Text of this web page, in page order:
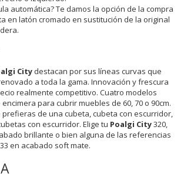
automática? Te damos la opción de la compra
en latón cromado en sustitución de la original
City destacan por sus líneas curvas que
a toda la gama. Innovación y frescura
realmente competitivo. Cuatro modelos
para cubrir muebles de 60, 70 o 90cm.
prefieras de una cubeta, cubeta con escurridor,
con escurridor. Elige tu Poalgi City320,
brillante o bien alguna de las referencias
en acabado soft mate.